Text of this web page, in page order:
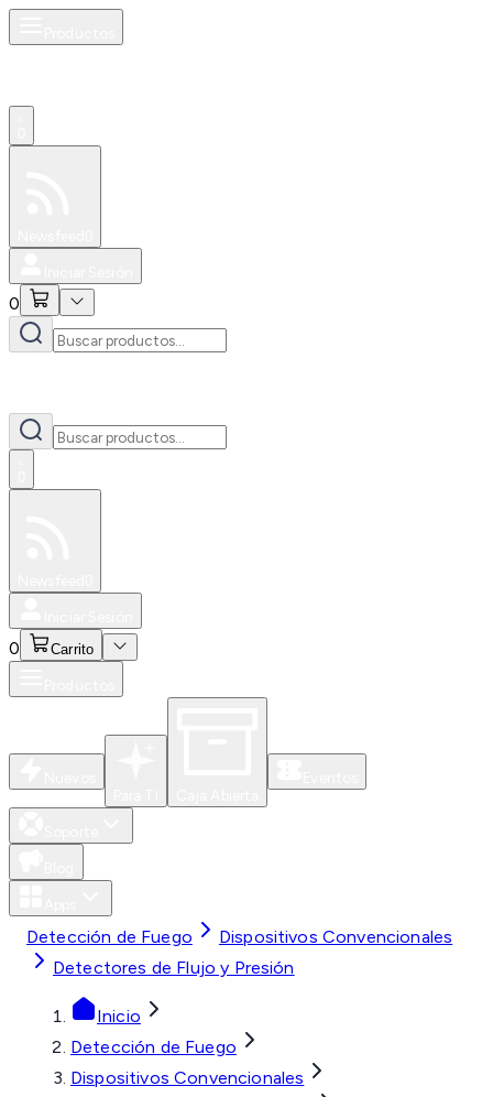
0
0 Carrito
Detección de Fuego
Dispositivos Convencionales
Detectores de Flujo y Presión
Inicio
Detección de Fuego
Dispositivos Convencionales